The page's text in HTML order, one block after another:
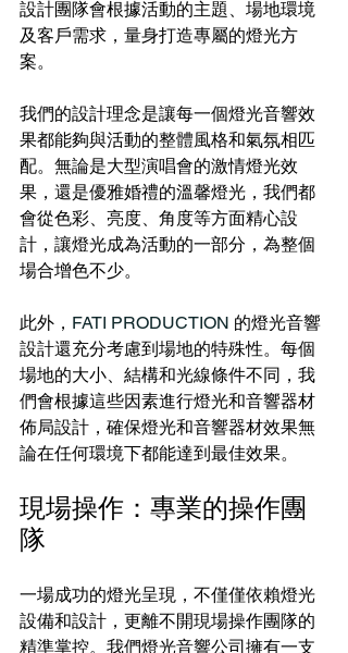
設計團隊會根據活動的主題、場地環境
及客戶需求，量身打造專屬的燈光方
案。
我們的設計理念是讓每一個燈光音響效
果都能夠與活動的整體風格和氣氛相匹
配。無論是大型演唱會的激情燈光效
果，還是優雅婚禮的溫馨燈光，我們都
會從色彩、亮度、角度等方面精心設
計，讓燈光成為活動的一部分，為整個
場合增色不少。
此外， FATI PRODUCTION 的燈光音響
設計還充分考慮到場地的特殊性。每個
場地的大小、結構和光線條件不同，我
們會根據這些因素進行燈光和音響器材
佈局設計，確保燈光和音響器材效果無
論在任何環境下都能達到最佳效果。
現場操作：專業的操作團
隊
一場成功的燈光呈現，不僅僅依賴燈光
設備和設計，更離不開現場操作團隊的
精準掌控。我們燈光音響公司擁有一支